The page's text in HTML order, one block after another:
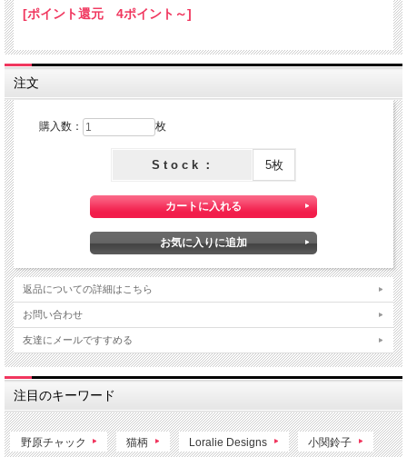
[ポイント還元 4ポイント～]
注文
購入数： 枚
S t o c k ： 5枚
返品についての詳細はこちら
お問い合わせ
友達にメールですすめる
注目のキーワード
野原チャック 猫柄 Loralie Designs 小関鈴子